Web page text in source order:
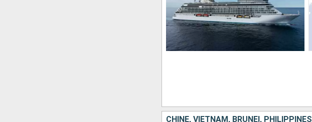
CHINE, VIETNAM, BRUNEI, PHILIPPINES